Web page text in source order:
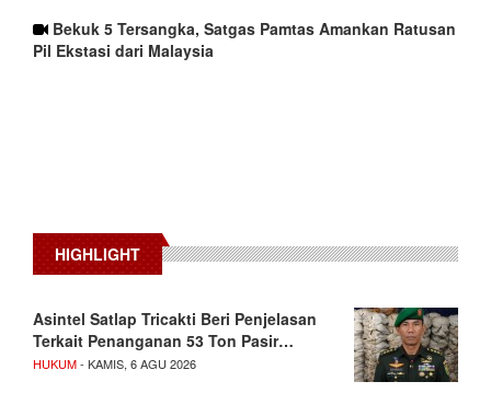
Bekuk 5 Tersangka, Satgas Pamtas Amankan Ratusan
Pil Ekstasi dari Malaysia
HIGHLIGHT
Asintel Satlap Tricakti Beri Penjelasan
Terkait Penanganan 53 Ton Pasir…
HUKUM- KAMIS, 6 AGU 2026